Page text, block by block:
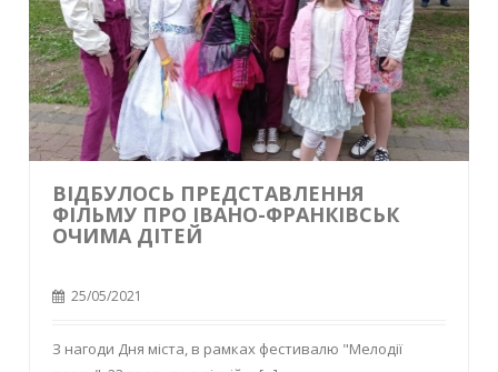
ВІДБУЛОСЬ ПРЕДСТАВЛЕННЯ
ФІЛЬМУ ПРО ІВАНО-ФРАНКІВСЬК
ОЧИМА ДІТЕЙ
25/05/2021
З нагоди Дня міста, в рамках фестивалю "Мелодії